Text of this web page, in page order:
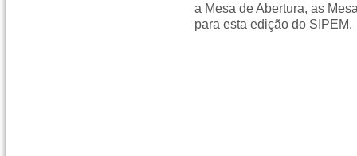
a Mesa de Abertura, as
para esta edição do SIPEM.